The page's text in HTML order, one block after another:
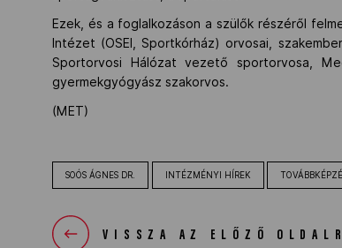
Ezek, és a foglalkozáson a szülők részéről
Intézet (OSEI, Sportkórház) orvosai,
Sportorvosi Hálózat vezető sportorvosa,
gyermekgyógyász szakorvos.
(MET)
SOÓS ÁGNES DR. INTÉZMÉNYI HÍREK
VISSZA AZ ELŐZŐ